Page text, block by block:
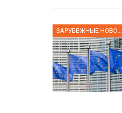
ЗАРУБЕЖНЫЕ НОВОСТИ
собрал 200